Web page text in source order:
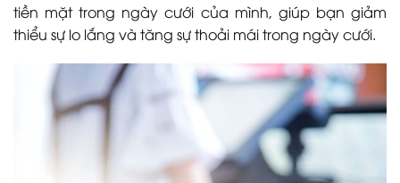
tiền mặt trong ngày cưới của mình, giúp bạn giảm
thiểu sự lo lắng và tăng sự thoải mái trong ngày cưới.